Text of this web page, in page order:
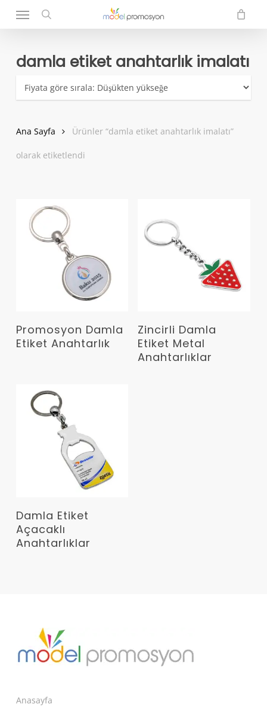
search
Menu
damla etiket anahtarlık imalatı
Ana Sayfa Ürünler “damla etiket anahtarlık imalatı”
olarak etiketlendi
Devamını Oku
Promosyon Damla
Etiket Anahtarlık
Devamını Oku
Zincirli Damla
Etiket Metal
Anahtarlıklar
Devamını Oku
Damla Etiket
Açacaklı
Anahtarlıklar
Anasayfa